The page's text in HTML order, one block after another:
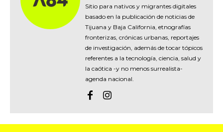
Sitio para nativos y migrantes digitales
basado en la publicación de noticias de
Tijuana y Baja California, etnografías
fronterizas, crónicas urbanas, reportajes
de investigación, además de tocar tópicos
referentes a la tecnología, ciencia, salud y
la caótica -y no menos surrealista-
agenda nacional.